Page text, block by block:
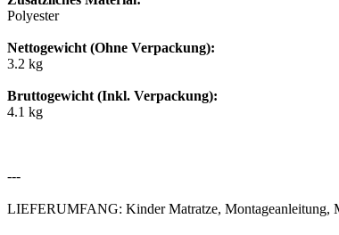
Polyester
Nettogewicht (Ohne Verpackung):
3.2 kg
Bruttogewicht (Inkl. Verpackung):
4.1 kg
---
LIEFERUMFANG: Kinder Matratze, Montageanleitung,